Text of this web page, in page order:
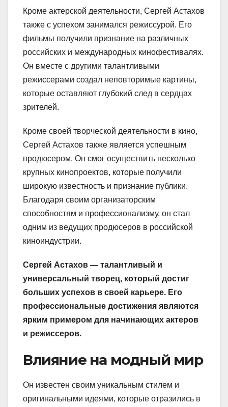
Кроме актерской деятельности, Сергей Астахов
также с успехом занимался режиссурой. Его
фильмы получили признание на различных
российских и международных кинофестивалях.
Он вместе с другими талантливыми
режиссерами создал неповторимые картины,
которые оставляют глубокий след в сердцах
зрителей.
Кроме своей творческой деятельности в кино,
Сергей Астахов также является успешным
продюсером. Он смог осуществить несколько
крупных кинопроектов, которые получили
широкую известность и признание публики.
Благодаря своим организаторским
способностям и профессионализму, он стал
одним из ведущих продюсеров в российской
киноиндустрии.
Сергей Астахов — талантливый и
универсальный творец, который достиг
больших успехов в своей карьере. Его
профессиональные достижения являются
ярким примером для начинающих актеров
и режиссеров.
Влияние на модный мир
Он известен своим уникальным стилем и
оригинальными идеями, которые отразились в